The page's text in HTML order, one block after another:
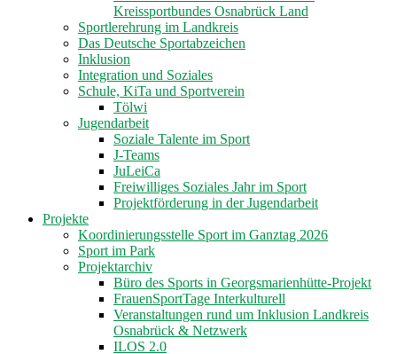
Kreissportbundes Osnabrück Land
Sportlerehrung im Landkreis
Das Deutsche Sportabzeichen
Inklusion
Integration und Soziales
Schule, KiTa und Sportverein
Tölwi
Jugendarbeit
Soziale Talente im Sport
J-Teams
JuLeiCa
Freiwilliges Soziales Jahr im Sport
Projektförderung in der Jugendarbeit
Projekte
Koordinierungsstelle Sport im Ganztag 2026
Sport im Park
Projektarchiv
Büro des Sports in Georgsmarienhütte-Projekt
FrauenSportTage Interkulturell
Veranstaltungen rund um Inklusion Landkreis
Osnabrück & Netzwerk
ILOS 2.0